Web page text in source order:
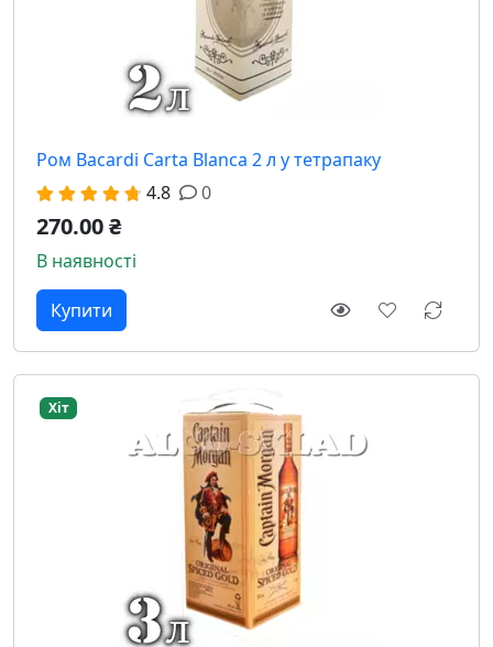
Ром Bacardi Carta Blanca 2 л у тетрапаку
4.8
0
270.00 ₴
В наявності
Хіт